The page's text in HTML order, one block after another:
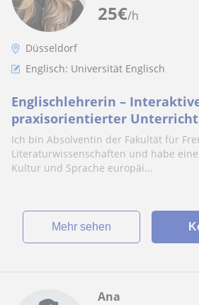
25€/h
Düsseldorf
Englisch: Universität Englisch
Englischlehrerin –
praxisorientierter Unterricht
Ich bin Absolventin der Fakultät für
Literaturwissenschaften und habe
Kultur und Sprache europäi...
Mehr sehen
Ana